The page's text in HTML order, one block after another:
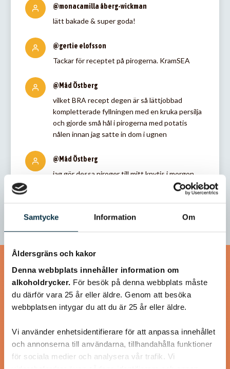
Samtycke Information Om
Åldersgräns och kakor
Denna webbplats innehåller information om
alkoholdrycker. För besök på denna webbplats måste
du därför vara 25 år eller äldre. Genom att besöka
webbplatsen intygar du att du är 25 år eller äldre.
Vi använder enhetsidentifierare för att anpassa innehållet
och annonserna till användarna, tillhandahålla funktioner
för sociala medier och analysera vår trafik. Vi
@monacamilla åberg-wickman
lätt bakade & super goda!
@gertie elofsson
Tackar för receptet på pirogerna. KramSEA
@Måd Östberg
vilket BRA recept degen är så lättjobbad
kompletterade fyllningen med en kruka persilja
och gjorde små hål i pirogerna med potatis
nålen innan jag satte in dom i ugnen
@Måd Östberg
jag gör dessa piroger till mitt knytis i morgon
Liknande recept